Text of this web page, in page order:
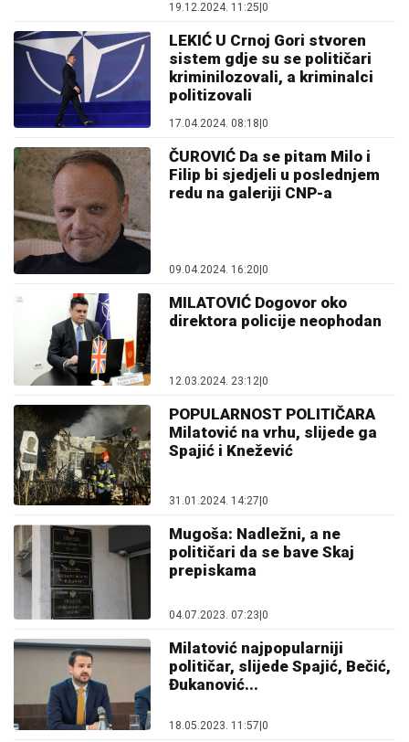
19.12.2024. 11:25 0
LEKIĆ U Crnoj Gori stvoren
sistem gdje su se političari
kriminilozovali, a kriminalci
politizovali
17.04.2024. 08:18 0
ČUROVIĆ Da se pitam Milo i
Filip bi sjedjeli u poslednjem
redu na galeriji CNP-a
09.04.2024. 16:20 0
MILATOVIĆ Dogovor oko
direktora policije neophodan
12.03.2024. 23:12|0
POPULARNOST POLITIČARA
Milatović na vrhu, slijede ga
Spajić i Knežević
31.01.2024. 14:27 0
Mugoša: Nadležni, a ne
političari da se bave Skaj
prepiskama
04.07.2023. 07:23|0
Milatović najpopularniji
političar, slijede Spajić, Bečić,
Đukanović...
18.05.2023. 11:57|0